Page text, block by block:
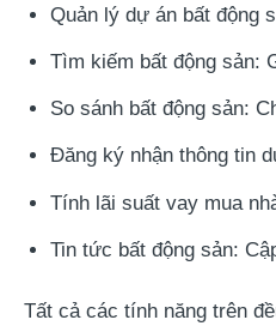
Quản lý dự án bất động
Tìm kiếm bất động sản:
So sánh bất động sản:
Đăng ký nhận thông tin
Tính lãi suất vay mua
Tin tức bất động sản:
Tất cả các tính năng trên